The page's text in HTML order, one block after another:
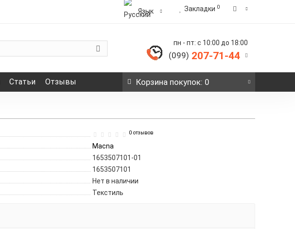
Язык Закладки 0
пн - пт: с 10:00 до 18:00
(099) 207-71-44
Статьи Отзывы Корзина покупок: 0
0 отзывов
Macna
1653507101-01
1653507101
Нет в наличии
Текстиль